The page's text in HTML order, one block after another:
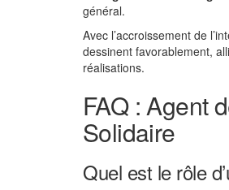
général.
Avec l’accroissement de
dessinent favorablement,
réalisations.
FAQ : Agent
Solidaire
Quel est le rôle